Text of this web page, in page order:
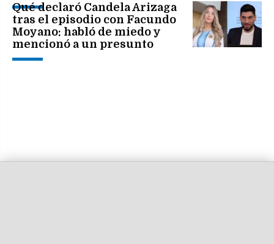
Qué declaró Candela Arizaga
tras el episodio con Facundo
Moyano: habló de miedo y
mencionó a un presunto
dealer